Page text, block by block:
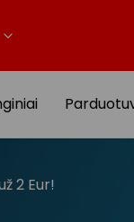
2 Eur!